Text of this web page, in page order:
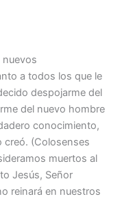
nuevos
a todos los que le
despojarme del
del nuevo hombre
conocimiento,
creó. (Colosenses
muertos al
Jesús, Señor
reinará en nuestros